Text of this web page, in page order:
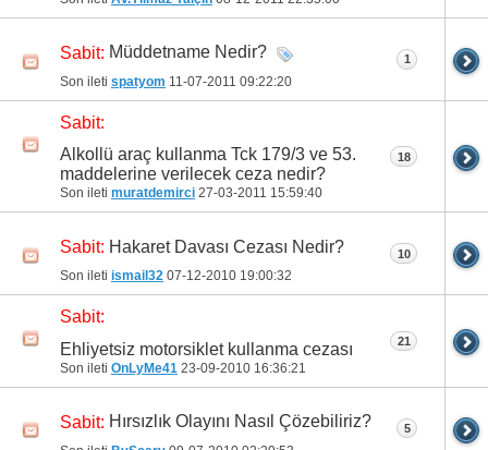
Sabit: Müddetname Nedir?
Son ileti spatyom 11-07-2011 09:22:20
1
Sabit:
Alkollü araç kullanma Tck 179/3 ve 53.
maddelerine verilecek ceza nedir?
Son ileti muratdemirci 27-03-2011 15:59:40
18
Sabit: Hakaret Davası Cezası Nedir?
Son ileti ismail32 07-12-2010 19:00:32
10
Sabit:
Ehliyetsiz motorsiklet kullanma cezası
Son ileti OnLyMe41 23-09-2010 16:36:21
21
Sabit: Hırsızlık Olayını Nasıl Çözebiliriz? 5